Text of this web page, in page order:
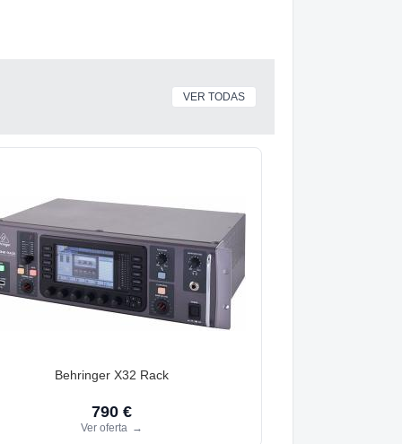
VER TODAS
Behringer X32 Rack
790 €
Ver oferta →